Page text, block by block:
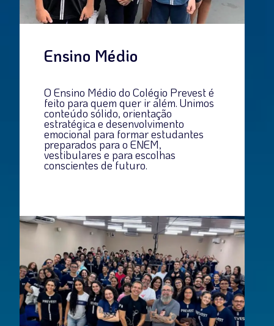
Ensino Médio
O Ensino Médio do Colégio Prevest é
feito para quem quer ir além. Unimos
conteúdo sólido, orientação
estratégica e desenvolvimento
emocional para formar estudantes
preparados para o ENEM,
vestibulares e para escolhas
conscientes de futuro.